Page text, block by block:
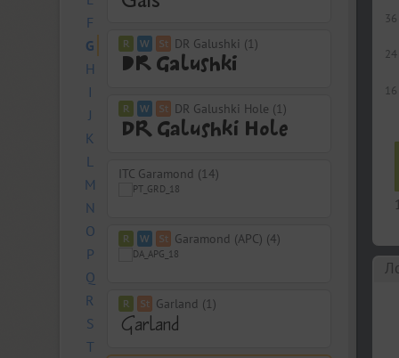
F
G
H
I
J
K
L
M
N
O
P
Q
R
S
T
DR Galushki (1)
DR Galushki Hole (1)
ITC Garamond (14)
Garamond (APC) (4)
Garland (1)